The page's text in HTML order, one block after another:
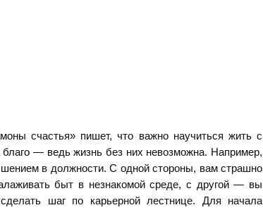
счастья» пишет, что важно научиться жить с
благо — ведь жизнь без них невозможна. Например,
в должности. С одной стороны, вам страшно
быт в незнакомой среде, с другой — вы
шаг по карьерной лестнице. Для начала